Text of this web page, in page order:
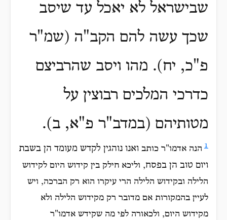
שבישראל לא יאכל עד שיסב
שכך עשה להם הקב"ה (שמ"ר
פ"כ, יח). מהו ויסב שהרביצם
כדרכי המלכים רבוצין על
מטותיהם (במדב"ר פ"א, ב).
1 הנה אדמו"ר כותב ואנו נוהגין לקדש מעומד הן בשבת
ויום טוב הן בפסח, וליכא חילק בין קידוש היום לקידוש
הלילה ובקידוש הלילה הרי עיקרו הוא רק הברכה, ויש
לעיין בהמקורות אם מדובר רק מקידוש הלילה ולא
מקידוש היום, ולכאורה לפי מה שקידש אדמו"ר